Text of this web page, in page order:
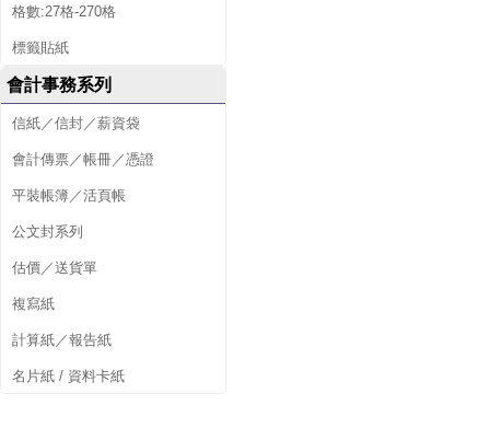
格數:27格-270格
標籤貼紙
會計事務系列
信紙／信封／薪資袋
會計傳票／帳冊／憑證
平裝帳簿／活頁帳
公文封系列
估價／送貨單
複寫紙
計算紙／報告紙
名片紙 / 資料卡紙